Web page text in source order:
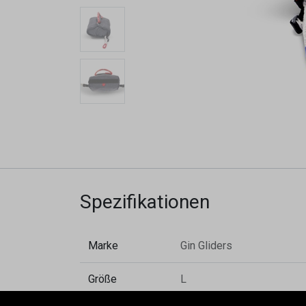
Spezifikationen
Marke Gin Gliders
Größe L